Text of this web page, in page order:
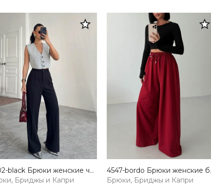
4002-black Брюки женские черный Girl
Бриджы и Капри
Брюки, Бриджы и Капри